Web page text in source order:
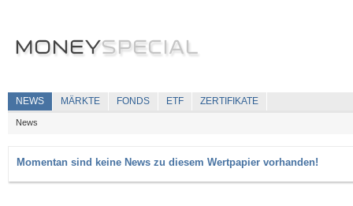
NEWS MÄRKTE FONDS ETF ZERTIFIKATE
News
Momentan sind keine News zu diesem Wertpapier vorhanden!